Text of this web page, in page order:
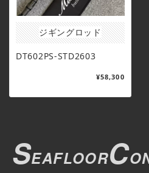
ジギングロッド
DT602PS-STD2603
¥58,300
SEAFLOORC